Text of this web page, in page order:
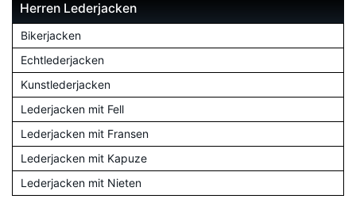
Herren Lederjacken
Bikerjacken
Echtlederjacken
Kunstlederjacken
Lederjacken mit Fell
Lederjacken mit Fransen
Lederjacken mit Kapuze
Lederjacken mit Nieten